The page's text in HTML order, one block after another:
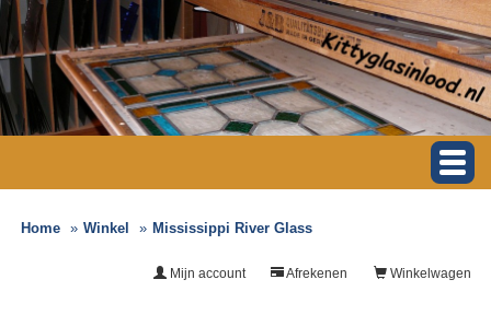
Home Winkel Mississippi River Glass
Winkelwagen
Afrekenen
Mijn account